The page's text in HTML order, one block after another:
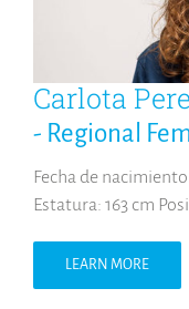
Carlota
- Regional
Fecha de
Estatura: 163 cm
LEARN MORE